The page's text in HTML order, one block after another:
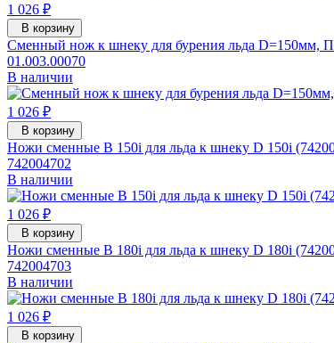
1 026 ₽
В корзину
Сменный нож к шнеку для бурения льда D=150мм,
01.003.00070
В наличии
1 026 ₽
В корзину
Ножи сменные B 150i для льда к шнеку D 150i
742004702
В наличии
1 026 ₽
В корзину
Ножи сменные B 180i для льда к шнеку D 180i
742004703
В наличии
1 026 ₽
В корзину